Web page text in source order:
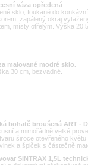
váza opředená
sklo, foukané do
zapálený okraj
místy otřelým. Výška
malované modré sklo.
30 cm, bezvadné.
bohatě broušená ART -
a mimořádně velké
široce otevřeného
a špiček s částečně
SINTRAX 1,5L